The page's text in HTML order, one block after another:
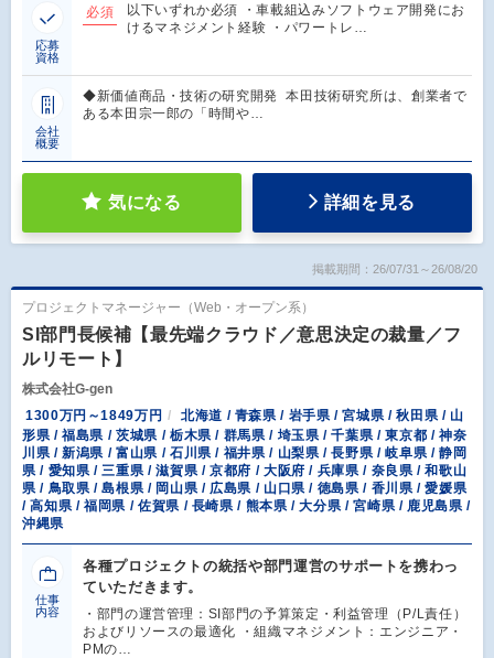
応募
資格
必須
以下いずれか必須 ・車載組込みソフトウェア開発にお
けるマネジメント経験 ・パワートレ…
会社
概要
◆新価値商品・技術の研究開発 本田技術研究所は、創業者で
ある本田宗一郎の「時間や…
気になる 詳細を見る
掲載期間：26/07/31～26/08/20
プロジェクトマネージャー（Web・オープン系）
SI部門長候補【最先端クラウド／意思決定の裁量／フ
ルリモート】
株式会社G-gen
1300万円～1849万円
北海道 / 青森県 / 岩手県 / 宮城県 / 秋田県 / 山
形県 / 福島県 / 茨城県 / 栃木県 / 群馬県 / 埼玉県 / 千葉県 / 東京都 / 神奈
川県 / 新潟県 / 富山県 / 石川県 / 福井県 / 山梨県 / 長野県 / 岐阜県 / 静岡
県 / 愛知県 / 三重県 / 滋賀県 / 京都府 / 大阪府 / 兵庫県 / 奈良県 / 和歌山
県 / 鳥取県 / 島根県 / 岡山県 / 広島県 / 山口県 / 徳島県 / 香川県 / 愛媛県
/ 高知県 / 福岡県 / 佐賀県 / 長崎県 / 熊本県 / 大分県 / 宮崎県 / 鹿児島県 /
沖縄県
仕事
内容
各種プロジェクトの統括や部門運営のサポートを携わっ
ていただきます。
・部門の運営管理：SI部門の予算策定・利益管理（P/L責任）
およびリソースの最適化 ・組織マネジメント：エンジニア・
PMの…